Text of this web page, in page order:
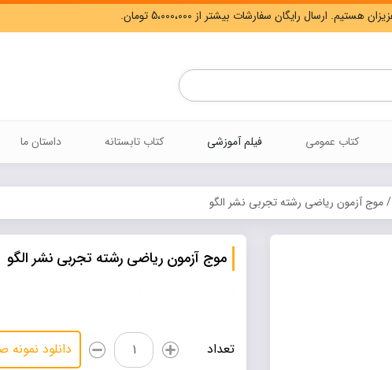
Products
search
کتاب عمومی فیلم آموزشی کتاب تابستانه داستان ما
/ موج آزمون ریاضی رشته تجربی نشر الگو
موج آزمون ریاضی رشته تجربی نشر الگو
تعداد
موج
آزمون
دانلود